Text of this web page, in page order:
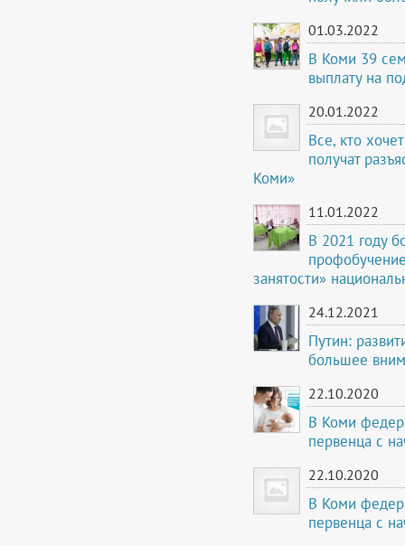
01.03.2022
В Коми 39
выплату на
20.01.2022
Все, кто
получат
Коми»
11.01.2022
В 2021 году
занятости»
24.12.2021
Путин:
большее
22.10.2020
В Коми
первенца с
22.10.2020
В Коми
первенца с